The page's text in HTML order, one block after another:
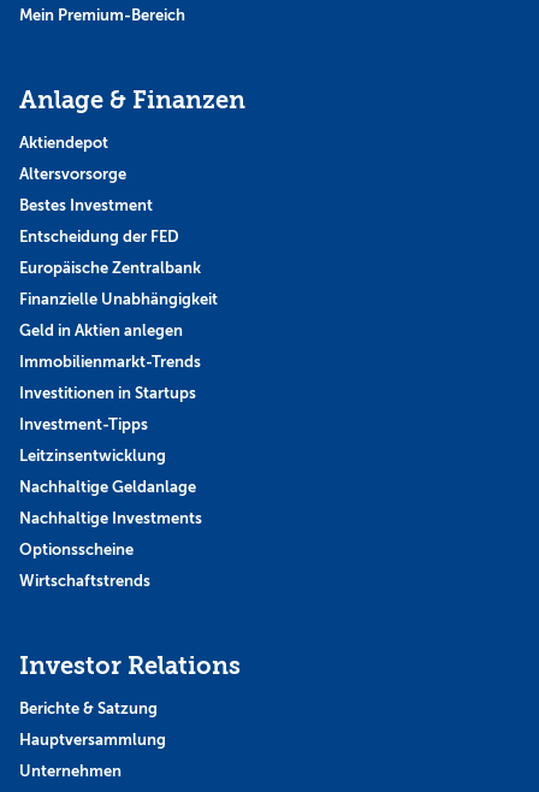
Mein Premium-Bereich
Anlage & Finanzen
Aktiendepot
Altersvorsorge
Bestes Investment
Entscheidung der FED
Europäische Zentralbank
Finanzielle Unabhängigkeit
Geld in Aktien anlegen
Immobilienmarkt-Trends
Investitionen in Startups
Investment-Tipps
Leitzinsentwicklung
Nachhaltige Geldanlage
Nachhaltige Investments
Optionsscheine
Wirtschaftstrends
Investor Relations
Berichte & Satzung
Hauptversammlung
Unternehmen